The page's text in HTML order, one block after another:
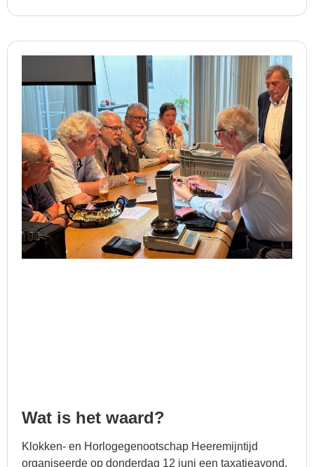
Wat is het waard?
Klokken- en Horlogegenootschap Heeremijntijd
organiseerde op donderdag 12 juni een taxatieavond.